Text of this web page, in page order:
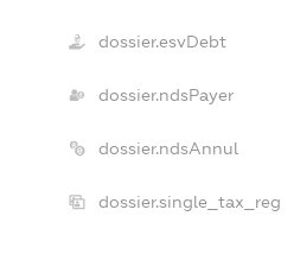
dossier.esvDebt
dossier.ndsPayer
dossier.ndsAnnul
dossier.single_tax_reg